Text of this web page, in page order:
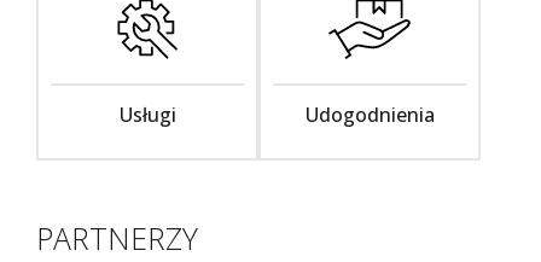
Usługi Udogodnienia
PARTNERZY